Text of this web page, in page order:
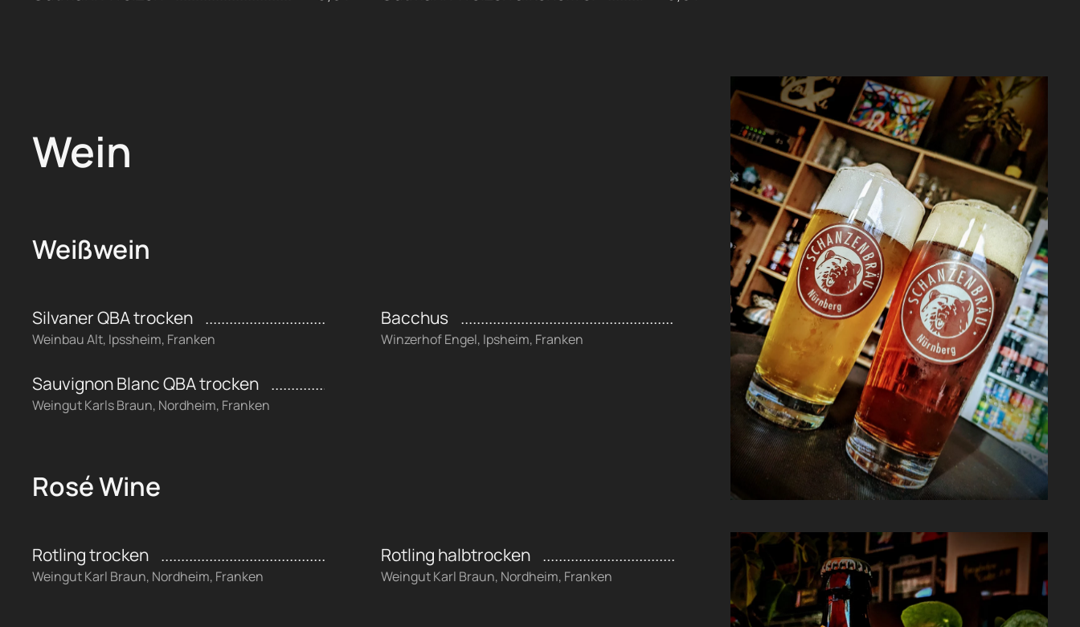
Wein
Weißwein
Silvaner QBA trocken
Weinbau Alt, Ipssheim, Franken
Sauvignon Blanc QBA trocken
Weingut Karls Braun, Nordheim, Franken
Bacchus
Winzerhof Engel, Ipsheim, Franken
Rosé Wine
Rotling trocken
Weingut Karl Braun, Nordheim, Franken
Rotling halbtrocken
Weingut Karl Braun, Nordheim, Franken